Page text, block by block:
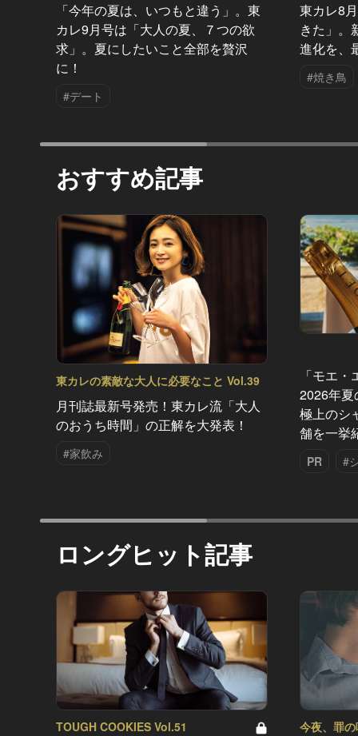
「今年の夏は、いつもと違う」。東
カレ9月号は「大人の夏、７つの欲
求」。夏にしたいこと全部を贅沢
に！
#デート
東カレ8
きた」。
進化を、
#焼き鳥
おすすめ記事
東カレの素敵な大人に必要なこと Vol.39
月刊誌最新号発売！東カレ流「大人
のおうち時間」の正解を大発表！
#家飲み
「モエ
2026年夏
極上のシ
舗を一挙
PR #
ロングヒット記事
TOUGH COOKIES Vol.51 今夜、罪